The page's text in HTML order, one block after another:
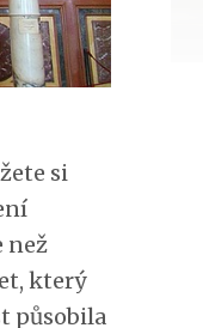
si
než
který
působila